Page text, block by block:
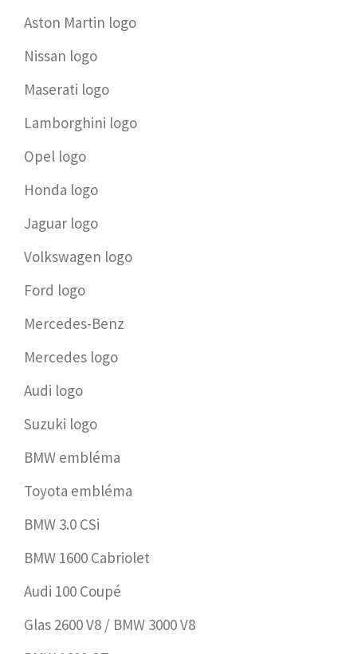
Aston Martin logo
Nissan logo
Maserati logo
Lamborghini logo
Opel logo
Honda logo
Jaguar logo
Volkswagen logo
Ford logo
Mercedes-Benz
Mercedes logo
Audi logo
Suzuki logo
BMW embléma
Toyota embléma
BMW 3.0 CSi
BMW 1600 Cabriolet
Audi 100 Coupé
Glas 2600 V8 / BMW 3000 V8